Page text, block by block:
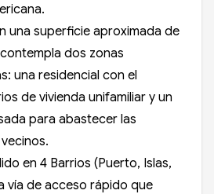
una superficie aproximada de
dos zonas
una residencial con el
de vivienda unifamiliar y un
para abastecer las
en 4 Barrios (Puerto, Islas,
vía de acceso rápido que